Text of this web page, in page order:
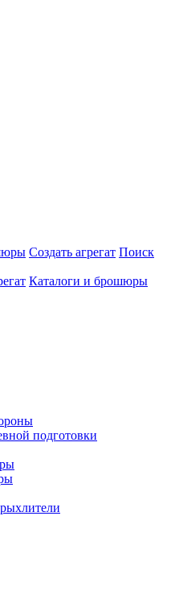
Создать агрегат Поиск
Каталоги и брошюры
подготовки